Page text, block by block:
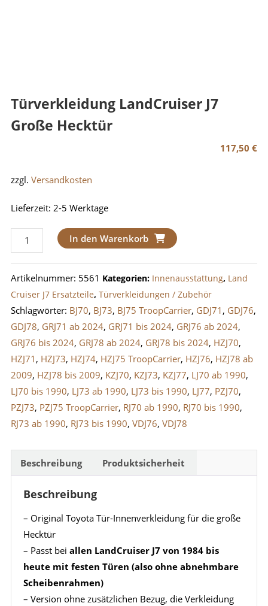
Türverkleidung LandCruiser J7
Große Hecktür
117,50€
zzgl. Versandkosten
Lieferzeit: 2-5 Werktage
Türverkleidung
LandCruiser
J7
große
Hecktür
Menge
In den Warenkorb
Artikelnummer: 5561 Kategorien: Innenausstattung, Land
Cruiser J7 Ersatzteile, Türverkleidungen / Zubehör
Schlagwörter: BJ70, BJ73, BJ75 TroopCarrier, GDJ71 , GDJ76,
GDJ78, GRJ71 ab 2024, GRJ71 bis 2024, GRJ76 ab 2024,
GRJ76 bis 2024, GRJ78 ab 2024, GRJ78 bis 2024, HZJ70,
HZJ71 , HZJ73, HZJ74, HZJ75 TroopCarrier, HZJ76, HZJ78 ab
2009, HZJ78 bis 2009, KZJ70, KZJ73, KZJ77, LJ70 ab 1990,
LJ70 bis 1990, LJ73 ab 1990, LJ73 bis 1990, LJ77, PZJ70,
PZJ73, PZJ75 TroopCarrier, RJ70 ab 1990, RJ70 bis 1990,
RJ73 ab 1990, RJ73 bis 1990, VDJ76, VDJ78
Beschreibung Produktsicherheit
Beschreibung
– Original Toyota Tür-Innenverkleidung für die große
Hecktür
– Passt bei allen LandCruiser J7 von 1984 bis
heute mit festen Türen (also ohne abnehmbare
Scheibenrahmen)
– Version ohne zusätzlichen Bezug, die Verkleidung